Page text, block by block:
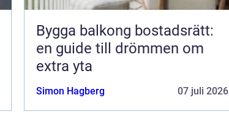
Bygga balkong bostadsrätt:
en guide till drömmen om
extra yta
Simon Hagberg 07 juli 2026